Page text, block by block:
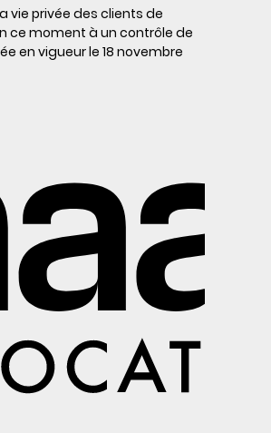
privée des clients de
ce moment à un contrôle de
en vigueur le 18 novembre